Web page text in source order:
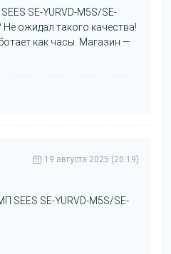
SE-YURVD-M5S/SE-
Не ожидал такого качества!
как часы. Магазин —
19 августа 2025 (20:19)
SEES SE-YURVD-M5S/SE-